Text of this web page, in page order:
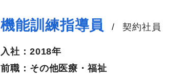
機能訓練指導員 / 契約社員
入社： 2018年
前職： その他医療・福祉